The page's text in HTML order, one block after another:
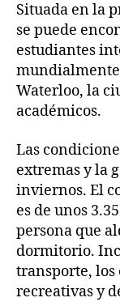
Situada en la
se puede
estudiantes
Waterloo, la
académicos.
Las
extremas y la
inviernos. El
es de unos
persona que
dormitorio.
transporte, los
recreativas y